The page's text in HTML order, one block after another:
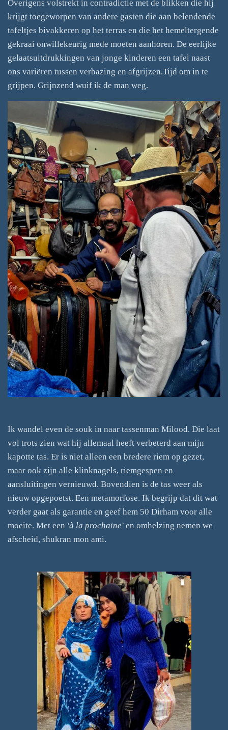
Overigens volstrekt in contradictie met de blikken die hij
krijgt toegeworpen van andere gasten die aan belendende
tafeltjes bivakkeren op het terras en die het hemeltergende
gekraai onwillekeurig mede moeten aanhoren. De eerlijke
gelaatsuitdrukkingen van jonge kinderen een tafel naast
ons variëren tussen verbazing en afgrijzen.Tijd om in te
grijpen. Grijnzend wuif ik de man weg.
Ik wandel even de souk in naar tassenman Milood. Die laat
vol trots zien wat hij allemaal heeft verbeterd aan mijn
kapotte tas. Er is niet alleen een bredere riem op gezet,
maar ook zijn alle klinknagels, riemgespen en
aansluitingen vernieuwd. Bovendien is de tas weer als
nieuw opgepoetst. Een metamorfose. Ik begrijp dat dit wat
verder gaat als garantie en geef hem 50 Dirham voor alle
moeite. Met een 'à la prochaine' en omhelzing nemen we
afscheid, shukran mon ami.